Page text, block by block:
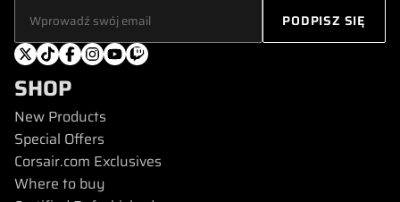
SHOP
New Products
Special Offers
Corsair.com Exclusives
Where to buy